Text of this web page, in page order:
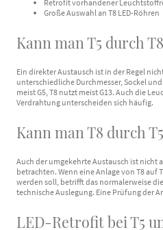
Retrofit vorhandener
Große Auswahl an T8 LED-Röhren
Kann man T5 durch
Ein direkter Austausch ist in der Regel
unterschiedliche Durchmesser, Sockel
meist G5, T8 nutzt meist G13. Auch die
Verdrahtung unterscheiden sich häufig.
Kann man T8 durch
Auch der umgekehrte Austausch ist nicht
betrachten. Wenn eine Anlage von T8 auf
werden soll, betrifft das normalerweise
technische Auslegung. Eine Prüfung der
LED-Retrofit bei T5